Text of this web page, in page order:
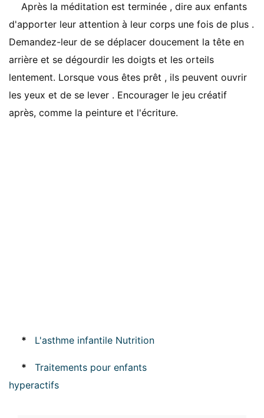
Après la méditation est terminée , dire aux enfants
d'apporter leur attention à leur corps une fois de plus .
Demandez-leur de se déplacer doucement la tête en
arrière et se dégourdir les doigts et les orteils
lentement. Lorsque vous êtes prêt , ils peuvent ouvrir
les yeux et de se lever . Encourager le jeu créatif
après, comme la peinture et l'écriture.
* L'asthme infantile Nutrition
*
Traitements pour enfants
hyperactifs